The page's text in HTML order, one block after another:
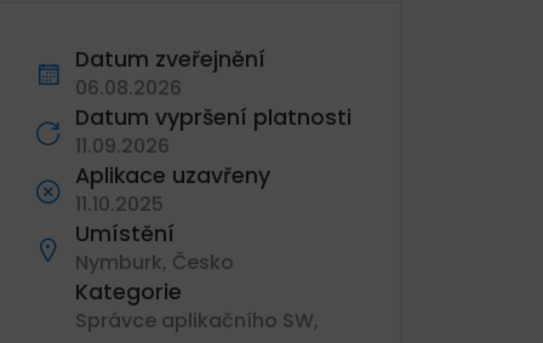
Datum zveřejnění
06.08.2026
Datum vypršení platnosti
11.09.2026
Aplikace uzavřeny
11.10.2025
Umístění
Nymburk, Česko
Kategorie
Správce aplikačního SW